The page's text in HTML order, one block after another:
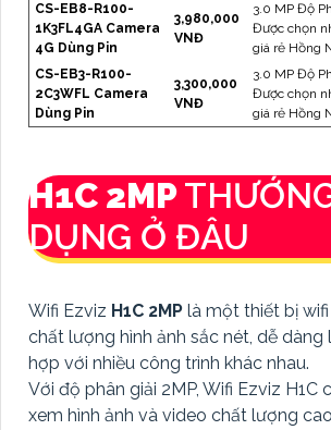
CS-EB8-R100-
1K3FL4GA Camera
4G Dùng Pin
3,980,000
VNĐ
3.0 MP Độ
Được chọn
giá rẻ Hồng
CS-EB3-R100-
2C3WFL Camera
Dùng Pin
3,300,000
VNĐ
3.0 MP Độ
Được chọn
giá rẻ Hồng
H1C 2MP
DỤNG Ở ĐÂU
Wifi Ezviz H1C 2MP là một thiết bị
chất lượng hình ảnh sắc nét, dễ dàng
hợp với nhiều công trình khác nhau.
Với độ phân giải 2MP, Wifi Ezviz H1C
xem hình ảnh và video chất lượng